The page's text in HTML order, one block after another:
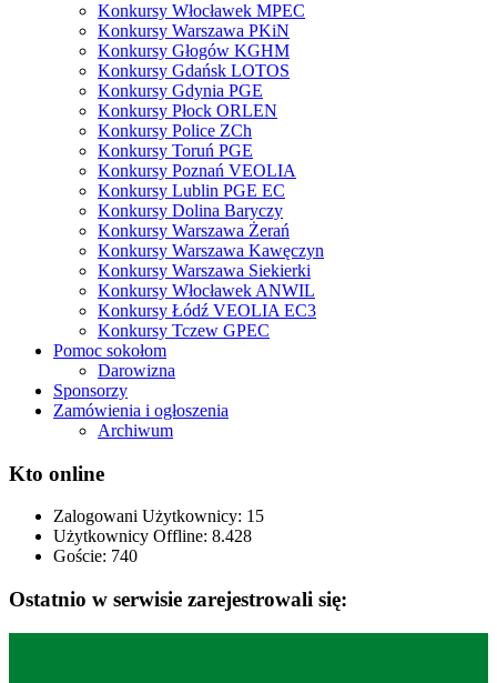
Konkursy Włocławek MPEC
Konkursy Warszawa PKiN
Konkursy Głogów KGHM
Konkursy Gdańsk LOTOS
Konkursy Gdynia PGE
Konkursy Płock ORLEN
Konkursy Police ZCh
Konkursy Toruń PGE
Konkursy Poznań VEOLIA
Konkursy Lublin PGE EC
Konkursy Dolina Baryczy
Konkursy Warszawa Żerań
Konkursy Warszawa Kawęczyn
Konkursy Warszawa Siekierki
Konkursy Włocławek ANWIL
Konkursy Łódź VEOLIA EC3
Konkursy Tczew GPEC
Pomoc sokołom
Darowizna
Sponsorzy
Zamówienia i ogłoszenia
Archiwum
Kto online
Zalogowani Użytkownicy: 15
Użytkownicy Offline: 8.428
Goście: 740
Ostatnio w serwisie zarejestrowali się: